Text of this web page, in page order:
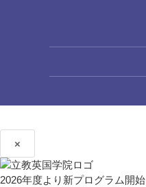
×
2026年度より新プログラム開始